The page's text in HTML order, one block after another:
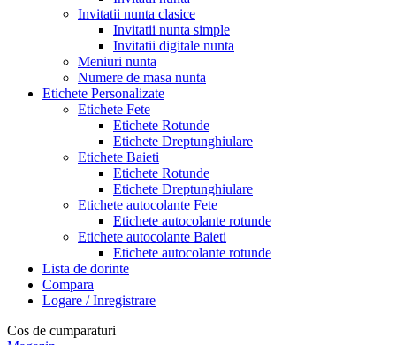
Invitatii nunta clasice
Invitatii nunta simple
Invitatii digitale nunta
Meniuri nunta
Numere de masa nunta
Etichete Personalizate
Etichete Fete
Etichete Rotunde
Etichete Dreptunghiulare
Etichete Baieti
Etichete Rotunde
Etichete Dreptunghiulare
Etichete autocolante Fete
Etichete autocolante rotunde
Etichete autocolante Baieti
Etichete autocolante rotunde
Lista de dorinte
Compara
Logare / Inregistrare
Cos de cumparaturi